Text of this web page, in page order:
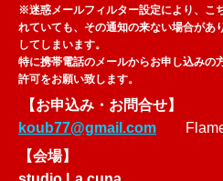
※迷惑メールフィルター設定により、こ
れていても、その通知の来ない場合があ
してしまいます。
特に携帯電話のメールからお申し込み
許可をお願い致します。
【お申込み・お問合せ】
koub77@gmail.com
【会場】